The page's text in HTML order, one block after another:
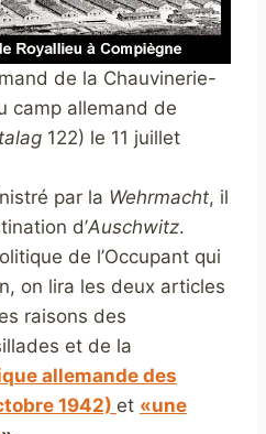
de la Chauvinerie-
camp allemand de
122) le 11 juillet
par la Wehrmacht, il
d’Auschwitz.
de l’Occupant qui
on lira les deux articles
raisons des
et de la
allemande des
1942) et «une